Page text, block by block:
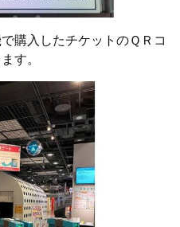
購入したチケットのＱＲコ
す。